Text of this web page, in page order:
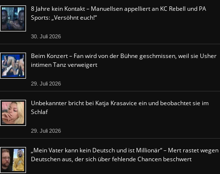
8 Jahre kein Kontakt – Manuellsen appelliert an KC Rebell und PA
Sports: „Versöhnt euch!“
30. Juli 2026
Beim Konzert – Fan wird von der Bühne geschmissen, weil sie Usher
intimen Tanz verweigert
29. Juli 2026
Unbekannter bricht bei Katja Krasavice ein und beobachtet sie im
Schlaf
29. Juli 2026
„Mein Vater kann kein Deutsch und ist Millionär“ – Mert rastet wegen
Deutschen aus, der sich über fehlende Chancen beschwert